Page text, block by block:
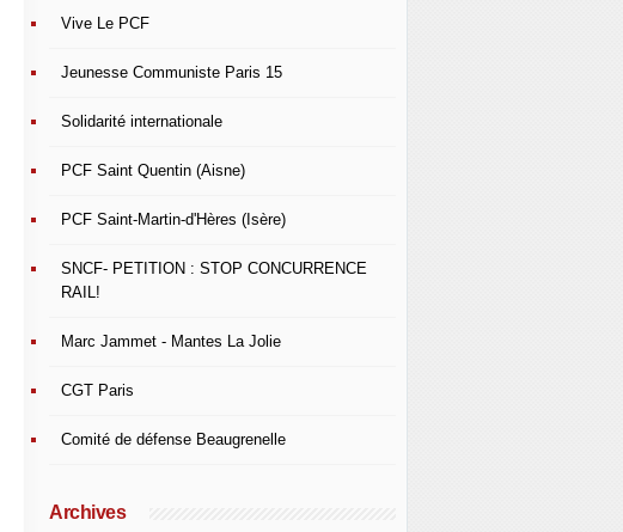
Vive Le PCF
Jeunesse Communiste Paris 15
Solidarité internationale
PCF Saint Quentin (Aisne)
PCF Saint-Martin-d'Hères (Isère)
SNCF- PETITION : STOP CONCURRENCE
RAIL!
Marc Jammet - Mantes La Jolie
CGT Paris
Comité de défense Beaugrenelle
Archives